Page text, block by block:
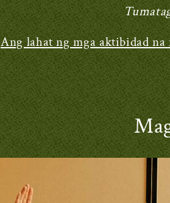
Ang lahat ng mga aktibidad na